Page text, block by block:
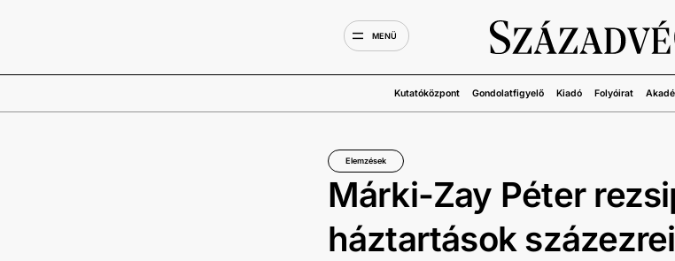
MENÜ
Kutatóközpont Gondolatfigyelő Kiadó Folyóirat
Elemzések
Márki-Zay Péter
háztartások